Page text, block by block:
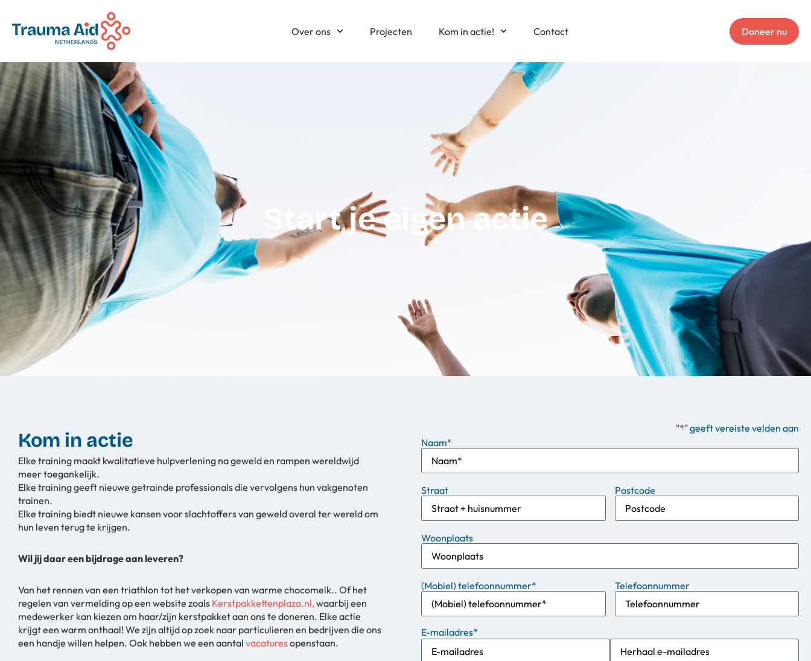
Over ons Projecten Kom in actie! Contact Doneer nu
Start je eigen actie
Kom in actie
Elke training maakt kwalitatieve hulpverlening na geweld en rampen wereldwijd
meer toegankelijk.
Elke training geeft nieuwe getrainde professionals die vervolgens hun vakgenoten
trainen.
Elke training biedt nieuwe kansen voor slachtoffers van geweld overal ter wereld om
hun leven terug te krijgen.
Wil jij daar een bijdrage aan leveren?
Van het rennen van een triathlon tot het verkopen van warme chocomelk.. Of het
regelen van vermelding op een website zoals Kerstpakkettenplaza.nl,waarbij een
medewerker kan kiezen om haar/zijn kerstpakket aan ons te doneren. Elke actie
krijgt een warm onthaal! We zijn altijd op zoek naar particulieren en bedrijven die ons
een handje willen helpen. Ook hebben we een aantal vacaturesopenstaan.
"*" geeft vereiste velden aan
Naam*
Straat Postcode
Woonplaats
(Mobiel) telefoonnummer* Telefoonnummer
E-mailadres*